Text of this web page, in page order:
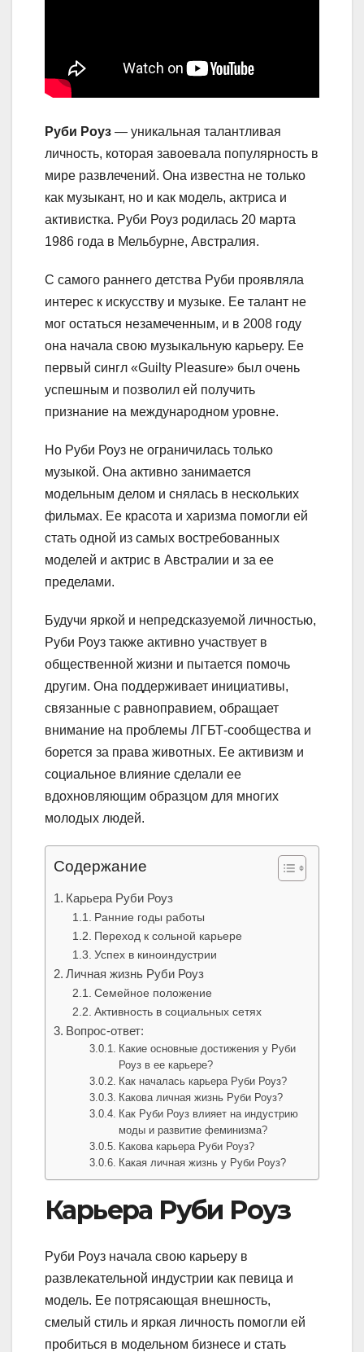
Руби Роуз — уникальная талантливая
личность, которая завоевала популярность в
мире развлечений. Она известна не только
как музыкант, но и как модель, актриса и
активистка. Руби Роуз родилась 20 марта
1986 года в Мельбурне, Австралия.
С самого раннего детства Руби проявляла
интерес к искусству и музыке. Ее талант не
мог остаться незамеченным, и в 2008 году
она начала свою музыкальную карьеру. Ее
первый сингл «Guilty Pleasure» был очень
успешным и позволил ей получить
признание на международном уровне.
Но Руби Роуз не ограничилась только
музыкой. Она активно занимается
модельным делом и снялась в нескольких
фильмах. Ее красота и харизма помогли ей
стать одной из самых востребованных
моделей и актрис в Австралии и за ее
пределами.
Будучи яркой и непредсказуемой личностью,
Руби Роуз также активно участвует в
общественной жизни и пытается помочь
другим. Она поддерживает инициативы,
связанные с равноправием, обращает
внимание на проблемы ЛГБТ-сообщества и
борется за права животных. Ее активизм и
социальное влияние сделали ее
вдохновляющим образцом для многих
молодых людей.
Содержание
Карьера Руби Роуз
Ранние годы работы
Переход к сольной карьере
Успех в киноиндустрии
Личная жизнь Руби Роуз
Семейное положение
Активность в социальных сетях
Вопрос-ответ:
Какие основные достижения у Руби
Роуз в ее карьере?
Как началась карьера Руби Роуз?
Какова личная жизнь Руби Роуз?
Как Руби Роуз влияет на индустрию
моды и развитие феминизма?
Какова карьера Руби Роуз?
Какая личная жизнь у Руби Роуз?
Карьера Руби Роуз
Руби Роуз начала свою карьеру в
развлекательной индустрии как певица и
модель. Ее потрясающая внешность,
смелый стиль и яркая личность помогли ей
пробиться в модельном бизнесе и стать